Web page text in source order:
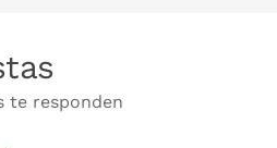
te responden